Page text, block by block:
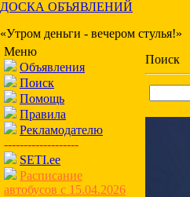
ДОСКА ОБЪЯВЛЕНИЙ
«Утром деньги - вечером стулья!»
Меню
Объявления
Поиск
Помощь
Правила
Рекламодателю
-------------------
SETI.ee
Расписание
автобусов с 15.04.2026
Поиск